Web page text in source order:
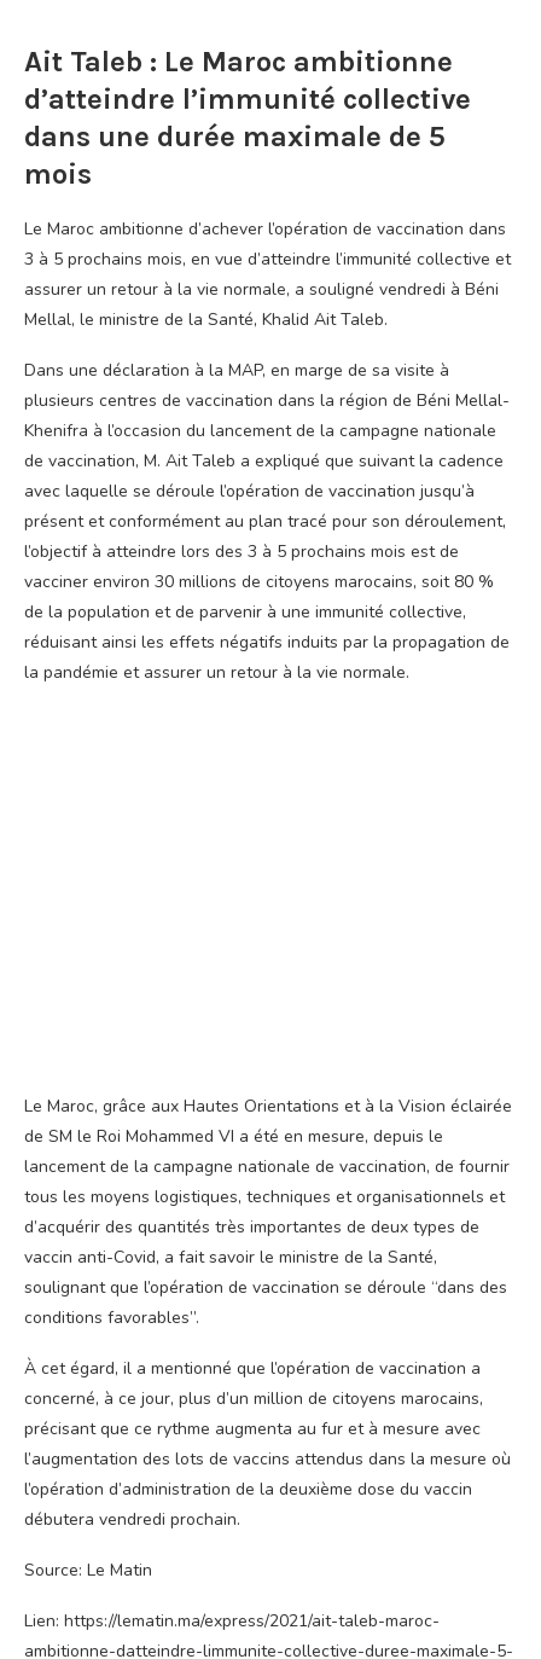
Ait Taleb : Le Maroc ambitionne
d’atteindre l’immunité collective
dans une durée maximale de 5
mois
Le Maroc ambitionne d’achever l’opération de vaccination dans
3 à 5 prochains mois, en vue d’atteindre l’immunité collective et
assurer un retour à la vie normale, a souligné vendredi à Béni
Mellal, le ministre de la Santé, Khalid Ait Taleb.
Dans une déclaration à la MAP, en marge de sa visite à
plusieurs centres de vaccination dans la région de Béni Mellal-
Khenifra à l’occasion du lancement de la campagne nationale
de vaccination, M. Ait Taleb a expliqué que suivant la cadence
avec laquelle se déroule l’opération de vaccination jusqu’à
présent et conformément au plan tracé pour son déroulement,
l’objectif à atteindre lors des 3 à 5 prochains mois est de
vacciner environ 30 millions de citoyens marocains, soit 80 %
de la population et de parvenir à une immunité collective,
réduisant ainsi les effets négatifs induits par la propagation de
la pandémie et assurer un retour à la vie normale.
Le Maroc, grâce aux Hautes Orientations et à la Vision éclairée
de SM le Roi Mohammed VI a été en mesure, depuis le
lancement de la campagne nationale de vaccination, de fournir
tous les moyens logistiques, techniques et organisationnels et
d’acquérir des quantités très importantes de deux types de
vaccin anti-Covid, a fait savoir le ministre de la Santé,
soulignant que l’opération de vaccination se déroule “dans des
conditions favorables”.
À cet égard, il a mentionné que l’opération de vaccination a
concerné, à ce jour, plus d’un million de citoyens marocains,
précisant que ce rythme augmenta au fur et à mesure avec
l’augmentation des lots de vaccins attendus dans la mesure où
l’opération d’administration de la deuxième dose du vaccin
débutera vendredi prochain.
Source: Le Matin
Lien: https://lematin.ma/express/2021/ait-taleb-maroc-
ambitionne-datteindre-limmunite-collective-duree-maximale-5-